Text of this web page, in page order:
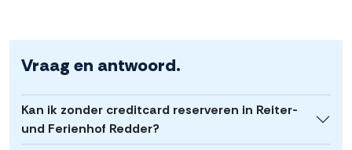
Vraag en antwoord.
Kan ik zonder creditcard reserveren in Reiter-
und Ferienhof Redder?